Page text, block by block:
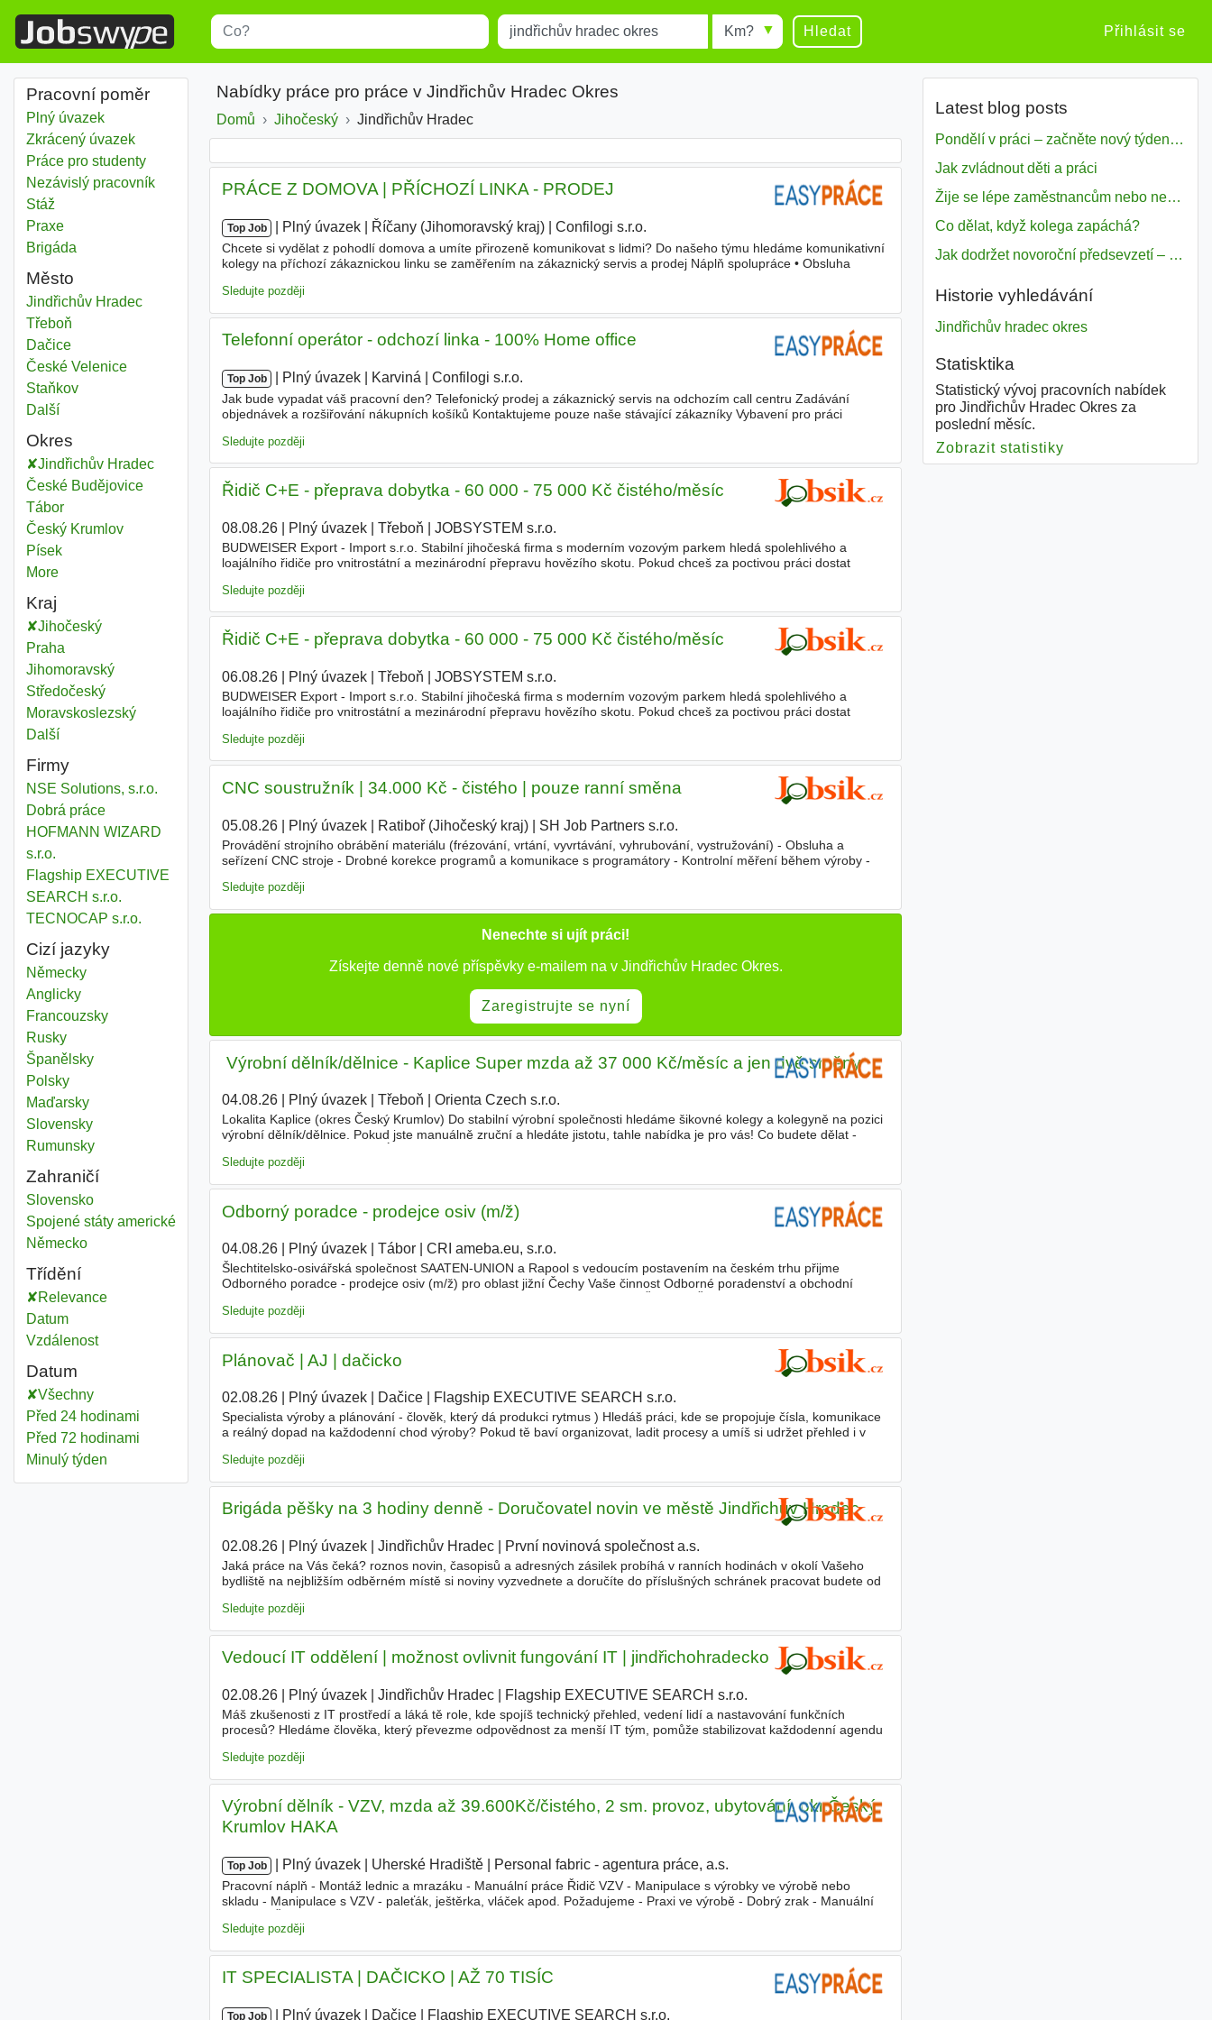
Title Místo Radius Hledat Přihlásit se
Pracovní poměr
Plný úvazek
Zkrácený úvazek
Práce pro studenty
Nezávislý pracovník
Stáž
Praxe
Brigáda
Město
Jindřichův Hradec
Třeboň
Dačice
České Velenice
Staňkov
Dalšíměsta
Okres
Jindřichův HradecOkres
České BudějoviceOkres
TáborOkres
Český KrumlovOkres
PísekOkres
Moredistricts
Kraj
JihočeskýKraj
Praha
JihomoravskýKraj
StředočeskýKraj
MoravskoslezskýKraj
Dalšíkraj
Firmy
NSE Solutions, s.r.o.
Dobrá práce
HOFMANN WIZARD
s.r.o.
Flagship EXECUTIVE
SEARCH s.r.o.
TECNOCAP s.r.o.
Cizí jazyky
Německy
Anglicky
Francouzsky
Rusky
Španělsky
Polsky
Maďarsky
Slovensky
Rumunsky
Zahraničí
Slovensko
Spojené státy americké
Německo
Třídění
Relevance
Datum
Vzdálenost
Datum
Všechny
Před 24 hodinami
Před 72 hodinami
Minulý týden
Nabídky práce pro práce v Jindřichův Hradec Okres
Domů Jihočeský KrajJindřichův Hradec
PRÁCE Z DOMOVA | PŘÍCHOZÍ LINKA - PRODEJ
Top Job Plný úvazek Říčany (Jihomoravský kraj) Confilogi s.r.o.
Chcete si vydělat z pohodlí domova a umíte přirozeně komunikovat s lidmi? Do našeho týmu hledáme komunikativní
kolegy na příchozí zákaznickou linku se zaměřením na zákaznický servis a prodej Náplň spolupráce • Obsluha
Sledujte později
Telefonní operátor - odchozí linka - 100% Home office
Top Job Plný úvazek Karviná Confilogi s.r.o.
Jak bude vypadat váš pracovní den? Telefonický prodej a zákaznický servis na odchozím call centru Zadávání
objednávek a rozšiřování nákupních košíků Kontaktujeme pouze naše stávající zákazníky Vybavení pro práci
Sledujte později
Řidič C+E - přeprava dobytka - 60 000 - 75 000 Kč čistého/měsíc
08.08.26| Plný úvazek| Třeboň JOBSYSTEM s.r.o.
BUDWEISER Export - Import s.r.o. Stabilní jihočeská firma s moderním vozovým parkem hledá spolehlivého a
loajálního řidiče pro vnitrostátní a mezinárodní přepravu hovězího skotu. Pokud chceš za poctivou práci dostat
Sledujte později
Řidič C+E - přeprava dobytka - 60 000 - 75 000 Kč čistého/měsíc
06.08.26| Plný úvazek| Třeboň JOBSYSTEM s.r.o.
BUDWEISER Export - Import s.r.o. Stabilní jihočeská firma s moderním vozovým parkem hledá spolehlivého a
loajálního řidiče pro vnitrostátní a mezinárodní přepravu hovězího skotu. Pokud chceš za poctivou práci dostat
Sledujte později
CNC soustružník | 34.000 Kč - čistého | pouze ranní směna
05.08.26| Plný úvazek| Ratiboř (Jihočeský kraj)| SH Job Partners s.r.o.
Provádění strojního obrábění materiálu (frézování, vrtání, vyvrtávání, vyhrubování, vystružování) - Obsluha a
seřízení CNC stroje - Drobné korekce programů a komunikace s programátory - Kontrolní měření během výroby -
Sledujte později
Nenechte si ujít práci!
Získejte denně nové příspěvky e-mailem na v Jindřichův Hradec Okres.
Zaregistrujte se nyní
️ Výrobní dělník/dělnice - Kaplice Super mzda až 37 000 Kč/měsíc a jen dvě směny
04.08.26| Plný úvazek| Třeboň Orienta Czech s.r.o.
Lokalita Kaplice (okres Český Krumlov) Do stabilní výrobní společnosti hledáme šikovné kolegy a kolegyně na pozici
výrobní dělník/dělnice. Pokud jste manuálně zruční a hledáte jistotu, tahle nabídka je pro vás! Co budete dělat -
Sledujte později
Odborný poradce - prodejce osiv (m/ž)
04.08.26| Plný úvazek| Tábor| CRI ameba.eu, s.r.o.
Šlechtitelsko-osivářská společnost SAATEN-UNION a Rapool s vedoucím postavením na českém trhu přijme
Odborného poradce - prodejce osiv (m/ž) pro oblast jižní Čechy Vaše činnost Odborné poradenství a obchodní
Sledujte později
Plánovač | AJ | dačicko
02.08.26| Plný úvazek| Dačice| Flagship EXECUTIVE SEARCH s.r.o.
Specialista výroby a plánování - člověk, který dá produkci rytmus ) Hledáš práci, kde se propojuje čísla, komunikace
a reálný dopad na každodenní chod výroby? Pokud tě baví organizovat, ladit procesy a umíš si udržet přehled i v
Sledujte později
Brigáda pěšky na 3 hodiny denně - Doručovatel novin ve městě Jindřichův Hradec
02.08.26| Plný úvazek| Jindřichův Hradec| První novinová společnost a.s.
Jaká práce na Vás čeká? roznos novin, časopisů a adresných zásilek probíhá v ranních hodinách v okolí Vašeho
bydliště na nejbližším odběrném místě si noviny vyzvednete a doručíte do příslušných schránek pracovat budete od
Sledujte později
Vedoucí IT oddělení | možnost ovlivnit fungování IT | jindřichohradecko
02.08.26| Plný úvazek| Jindřichův Hradec| Flagship EXECUTIVE SEARCH s.r.o.
Máš zkušenosti z IT prostředí a láká tě role, kde spojíš technický přehled, vedení lidí a nastavování funkčních
procesů? Hledáme člověka, který převezme odpovědnost za menší IT tým, pomůže stabilizovat každodenní agendu
Sledujte později
Výrobní dělník - VZV, mzda až 39.600Kč/čistého, 2 sm. provoz, ubytování, okr.Český
Krumlov HAKA
Top Job Plný úvazek Uherské Hradiště Personal fabric - agentura práce, a.s.
Pracovní náplň - Montáž lednic a mrazáku - Manuální práce Řidič VZV - Manipulace s výrobky ve výrobě nebo
skladu - Manipulace s VZV - paleťák, ještěrka, vláček apod. Požadujeme - Praxi ve výrobě - Dobrý zrak - Manuální
Sledujte později
IT SPECIALISTA | DAČICKO | AŽ 70 TISÍC
Top Job Plný úvazek Dačice Flagship EXECUTIVE SEARCH s.r.o.
Latest blog posts
Pondělí v práci – začněte nový týden s motivací
Jak zvládnout děti a práci
Žije se lépe zaměstnancům nebo nezavislým pracovníkům
Co dělat, když kolega zapáchá?
Jak dodržet novoroční předsevzetí – naše tipy pro dobrý začátek roku 2018
Historie vyhledávání
Jindřichův hradec okres
Statisktika
Statistický vývoj pracovních nabídek
pro Jindřichův Hradec Okres za
poslední měsíc.
Zobrazit statistiky